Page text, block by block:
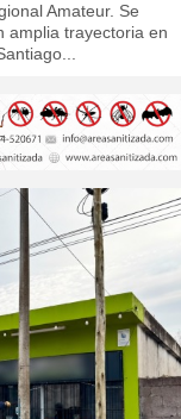
Amateur. Se
amplia trayectoria en